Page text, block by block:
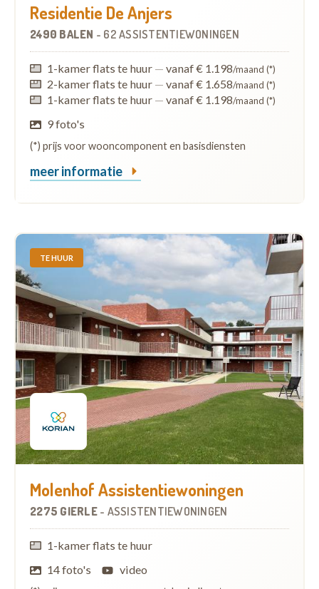
Residentie De Anjers
2490 BALEN - 62 ASSISTENTIEWONINGEN
1-kamer flats te huur — vanaf € 1.198/maand (*)
2-kamer flats te huur — vanaf € 1.658/maand (*)
1-kamer flats te huur — vanaf € 1.198/maand (*)
9 foto's
(*) prijs voor wooncomponent en basisdiensten
meer informatie
TE HUUR
Molenhof Assistentiewoningen
2275 GIERLE - ASSISTENTIEWONINGEN
1-kamer flats te huur
14 foto's
video